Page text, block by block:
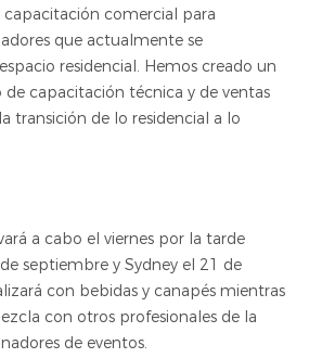
comercial para
que actualmente se
residencial. Hemos creado un
capacitación técnica y de ventas
transición de lo residencial a lo
a cabo el viernes por la tarde
septiembre y Sydney el 21 de
con bebidas y canapés mientras
con otros profesionales de la
de eventos.